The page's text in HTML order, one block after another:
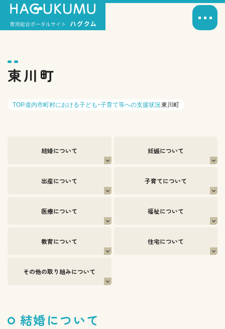
東川町
TOP道内市町村における子ども・子育て等への支援状況東川町
結婚について 妊娠について
出産について 子育てについて
医療について 福祉について
教育について 住宅について
その他の取り組みについて
結婚について